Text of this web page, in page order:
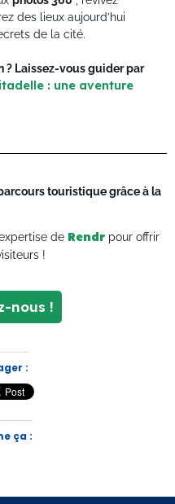
des lieux aujourd’hui
de la cité.
? Laissez-vous guider par
: une aventure
touristique grâce à la
de Rendr pour offrir
!
nous !
:
ça :